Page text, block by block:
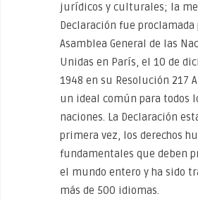
jurídicos y culturales; la
Declaración fue proclamada
Asamblea General de las
Unidas en París, el 10 de
1948 en su Resolución 217
un ideal común para todos
naciones. La Declaración
primera vez, los derechos
fundamentales que deben
el mundo entero y ha sido
más de 500 idiomas.